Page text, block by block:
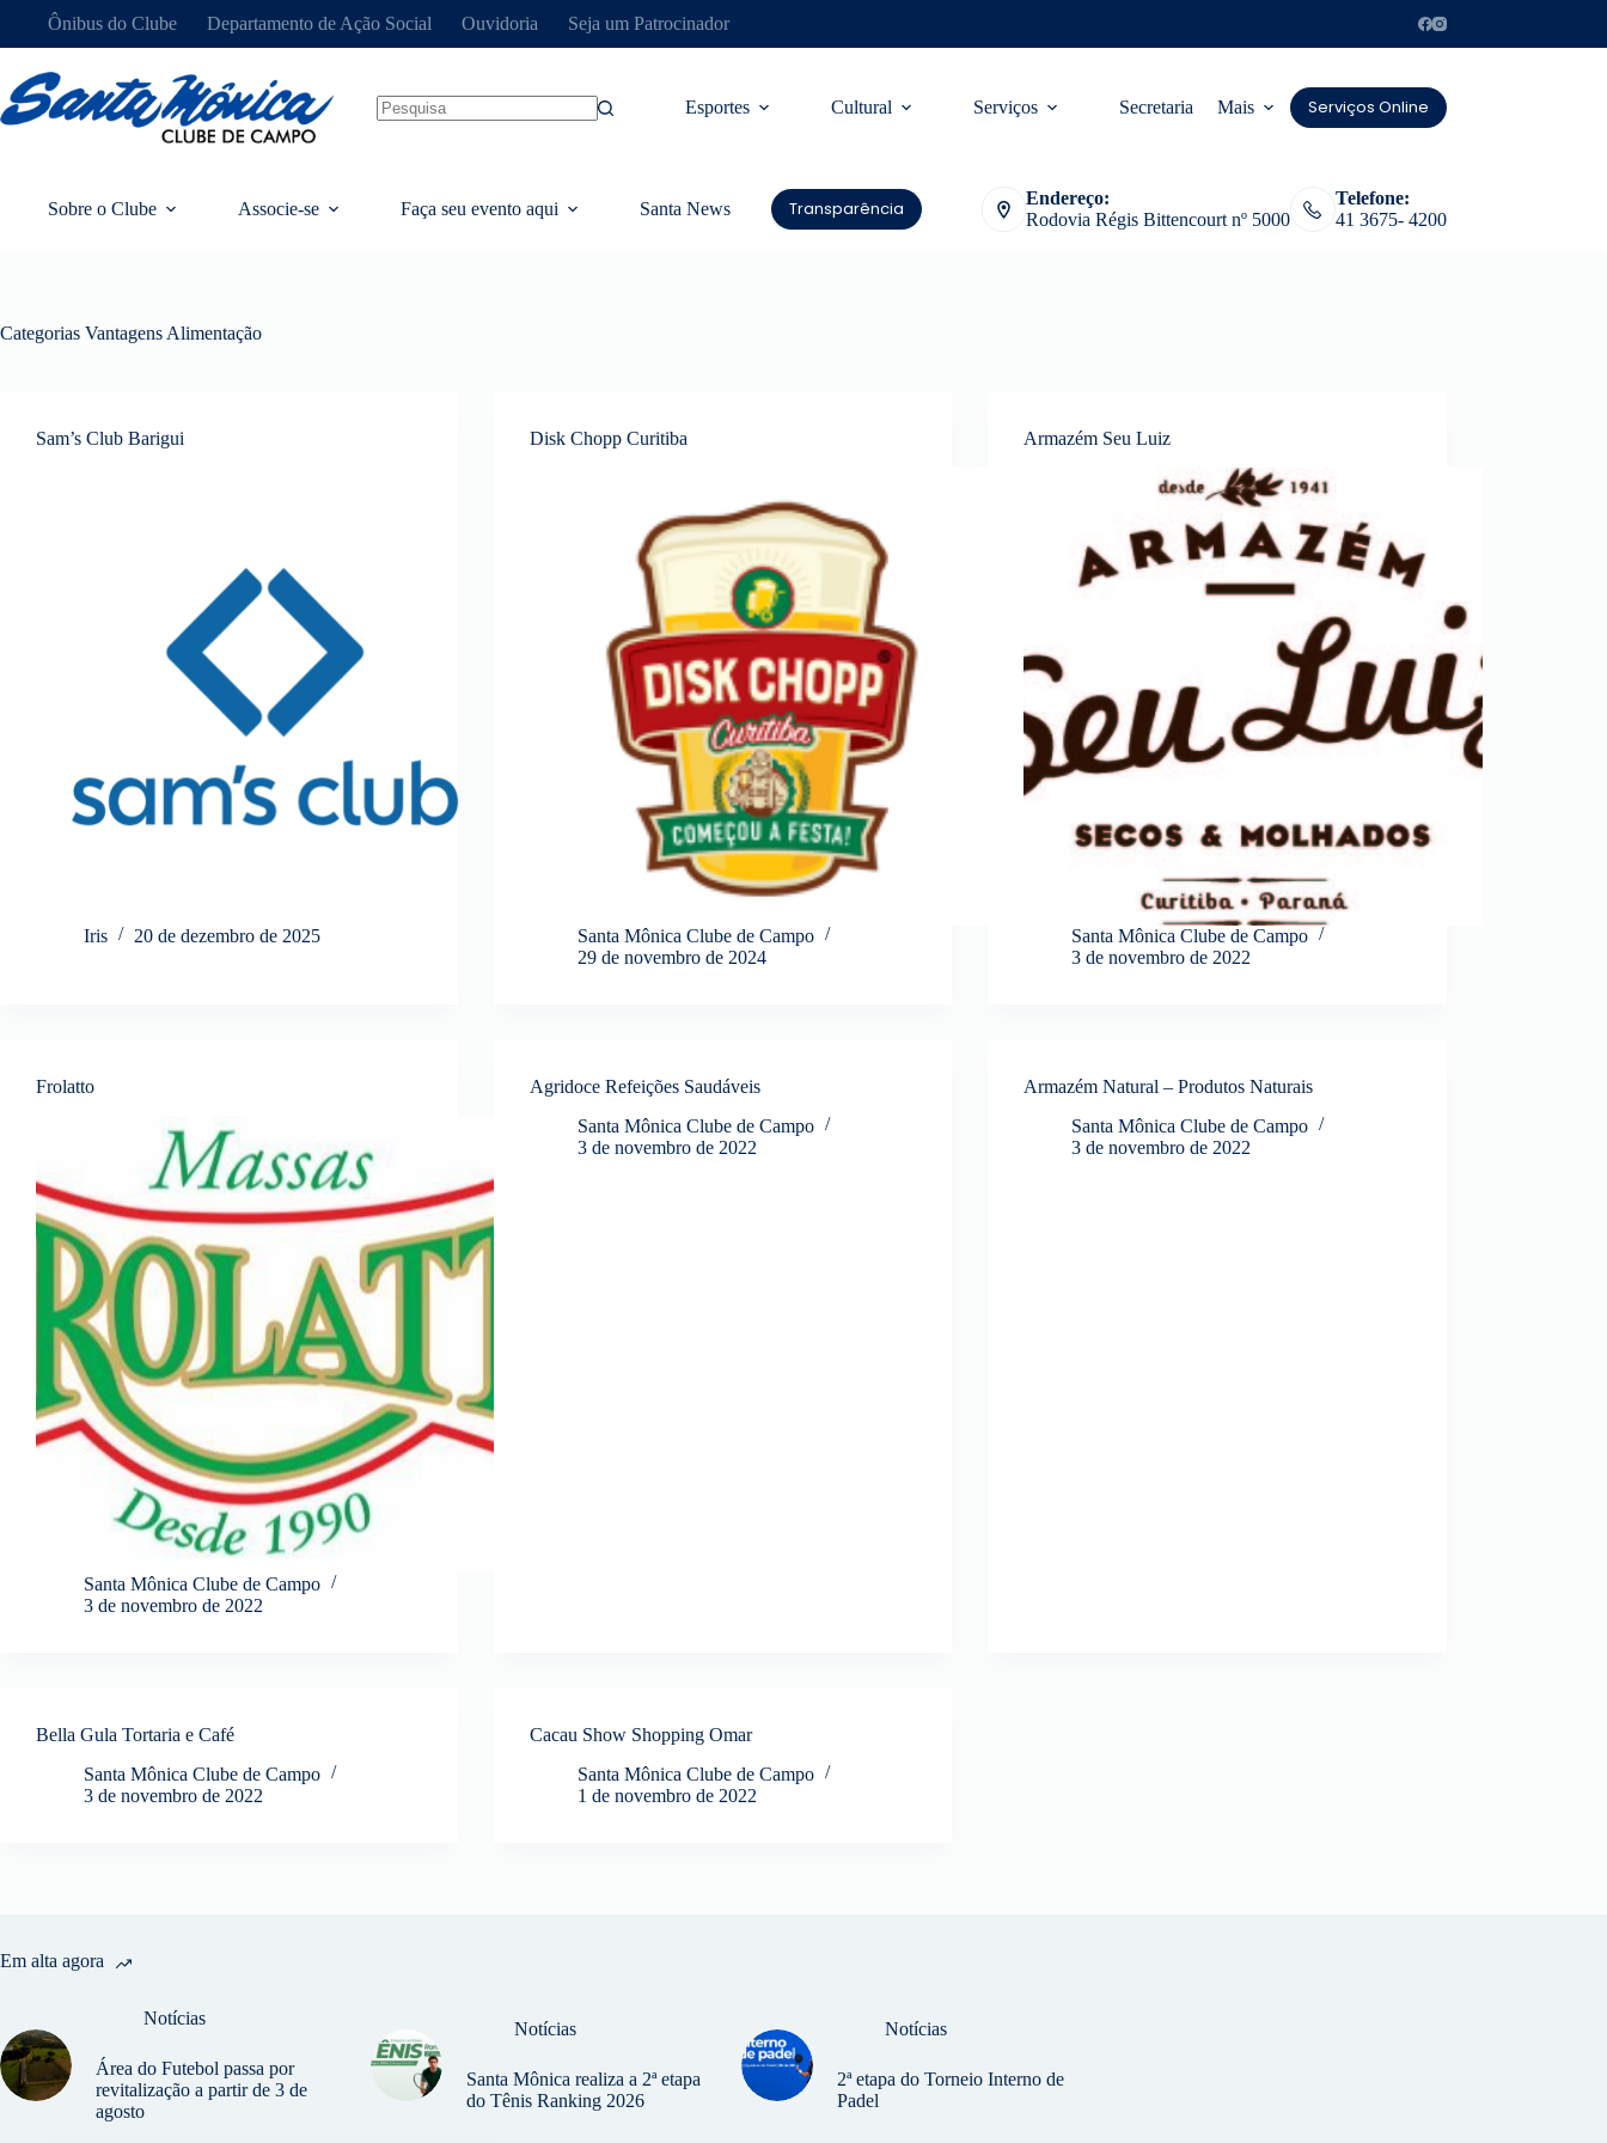
Ônibus do Clube Departamento de Ação Social Ouvidoria Seja um Patrocinador
Esportes Cultural Serviços Secretaria Mais Serviços Online
Sobre o Clube Associe-se Faça seu evento aqui Santa News Transparência
Endereço:
Rodovia Régis Bittencourt nº 5000
Telefone:
41 3675- 4200
Categorias Vantagens Alimentação
Sam’s Club Barigui
Iris 20 de dezembro de 2025
Disk Chopp Curitiba
Santa Mônica Clube de Campo
29 de novembro de 2024
Armazém Seu Luiz
Santa Mônica Clube de Campo
3 de novembro de 2022
Frolatto
Santa Mônica Clube de Campo
3 de novembro de 2022
Agridoce Refeições Saudáveis
Santa Mônica Clube de Campo
3 de novembro de 2022
Armazém Natural – Produtos Naturais
Santa Mônica Clube de Campo
3 de novembro de 2022
Bella Gula Tortaria e Café
Santa Mônica Clube de Campo
3 de novembro de 2022
Cacau Show Shopping Omar
Santa Mônica Clube de Campo
1 de novembro de 2022
Em alta agora
Notícias
Área do Futebol passa por
revitalização a partir de 3 de
agosto
Notícias
Santa Mônica realiza a 2ª etapa
do Tênis Ranking 2026
Notícias
2ª etapa do Torneio Interno de
Padel